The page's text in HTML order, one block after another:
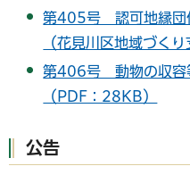
第405号 認可地縁団
（花見川区地域づく
第406号 動物の収容
（PDF：28KB）
公告